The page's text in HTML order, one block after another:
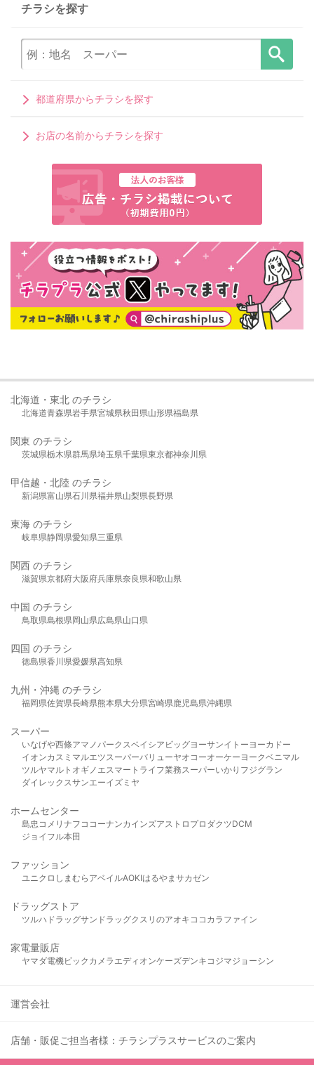
チラシを探す
都道府県からチラシを探す
お店の名前からチラシを探す
北海道・東北 のチラシ
北海道青森県岩手県宮城県秋田県山形県福島県
関東 のチラシ
茨城県栃木県群馬県埼玉県千葉県東京都神奈川県
甲信越・北陸 のチラシ
新潟県富山県石川県福井県山梨県長野県
東海 のチラシ
岐阜県静岡県愛知県三重県
関西 のチラシ
滋賀県京都府大阪府兵庫県奈良県和歌山県
中国 のチラシ
鳥取県島根県岡山県広島県山口県
四国 のチラシ
徳島県香川県愛媛県高知県
九州・沖縄 のチラシ
福岡県佐賀県長崎県熊本県大分県宮崎県鹿児島県沖縄県
スーパー
いなげや西條アマノパークスベイシア ビッグヨーサンイトーヨーカドー
イオンカスミ マルエツスーパーバリューヤオコーオーケー ヨークベニマル
ツルヤマルト オギノ エスマート ライフ業務スーパーいかり フジグラン
ダイレックスサンエーイズミヤ
ホームセンター
島忠 コメリ ナフコ コーナンカインズアストロプロダクツDCM
ジョイフル本田
ファッション
ユニクロ しまむら アベイルAOKIはるやま サカゼン
ドラッグストア
ツルハドラッグサンドラッグクスリのアオキ ココカラファイン
家電量販店
ヤマダ電機ビックカメラ エディオンケーズデンキ コジマジョーシン
運営会社
店舗・販促ご担当者様：チラシプラスサービスのご案内